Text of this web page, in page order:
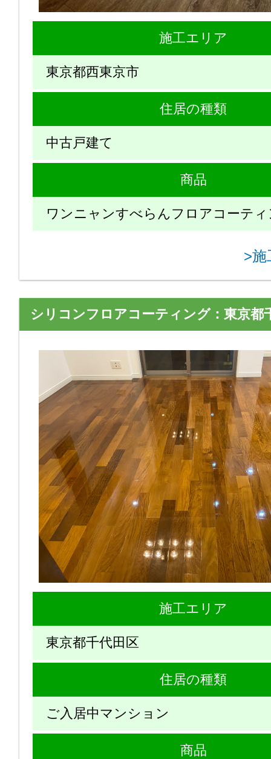
施工エリア
東京都西東京市
住居の種類
中古戸建て
商品
ワンニャンすべらんフロアコーテ
>施
シリコンフロアコーティング：東京
施工エリア
東京都千代田区
住居の種類
ご入居中マンション
商品